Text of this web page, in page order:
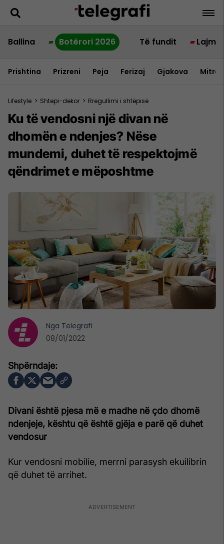
Ballina Botërori 2026 Të fundit Lajme
Prishtina Prizreni Peja Ferizaj Gjakova
Lifestyle > Shtepi-dekor > Rregullimi i shtëpisë
Ku të vendosni një divan në
dhomën e ndenjes? Nëse
mundemi, duhet të respektojmë
qëndrimet e mëposhtme
Divani është pjesa më e madhe në çdo dhomë
ndenjeje, kështu që është gjëja e parë që duhet
vendosur
Kur vendosni mobilie, merrni parasysh ekuilibrin
që duhet të arrihet.
Nga Telegrafi
08/01/2022